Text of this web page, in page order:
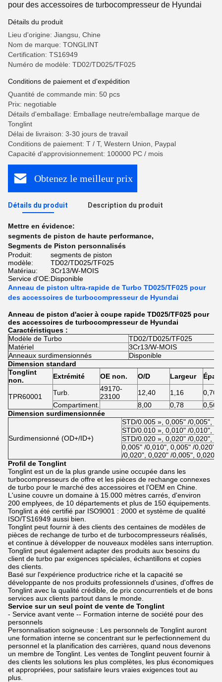
pour des accessoires de turbocompresseur de Hyundai
Détails du produit
Lieu d'origine: Jiangsu, Chine
Nom de marque: TONGLINT
Certification: TS16949
Numéro de modèle: TD02/TD025/TF025
Conditions de paiement et d'expédition
Quantité de commande min: 50 pcs
Prix: negotiable
Détails d'emballage: Emballage neutre/emballage marque de
Tonglint
Délai de livraison: 3-30 jours de travail
Conditions de paiement: T / T, Western Union, Paypal
Capacité d'approvisionnement: 100000 PC / mois
Obtenez le meilleur prix
Détails du produit Description du produit
Mettre en évidence:
segments de piston de haute performance,
Segments de Piston personnalisés
Produit:
segments de piston
modèle:
TD02/TD025/TF025
Matériau:
3Cr13/W-MOIS
Service d'OE:Disponible
Anneau de piston ultra-rapide de Turbo TD025/TF025 pour
des accessoires de turbocompresseur de Hyundai
Anneau de piston d'acier à coupe rapide TD025/TF025 pour
des accessoires de turbocompresseur de Hyundai
Caractéristiques :
Modèle de Turbo
TD02/TD025/TF025
Matériel
3Cr13/W-MOIS
Anneaux surdimensionnés
Disponible
Dimension standard
Tonglint
non.
Extrémité OE non. O/D Largeur
TPR60001 Turb.
49170-
23100
12,40 1,16
0,70
Compartiment.
8,00 0,78
0,50
Dimension surdimensionnée
Surdimensionné (OD+/ID+)
STD/0.005 », 0,005" /0,005",
STD/0.010 », 0,010" /0,010",
STD/0.020 », 0,020" /0,020",
0,005" /0,010", 0,005" /0,020",
/0,020", 0,020" /0,005", 0,020"
Profil de Tonglint
Tonglint est un de la plus grande usine occupée dans les
turbocompresseurs de offre et les pièces de rechange connexes
de turbo pour le marché des accessoires et l'OEM en Chine.
L'usine couvre un domaine à 15.000 mètres carrés, d'environ
200 emplyees, de 10 départements et plus de 150 équipements.
Tonglint a été certifié par ISO9001 : 2000 et système de qualité
ISO/TS16949 aussi bien.
Tonglint peut fournir à des clients des centaines de modèles de
pièces de rechange de turbo et de turbocompresseurs réalisés,
et continue à développer de nouveaux modèles sans interruption.
Tonglint peut également adapter des produits aux besoins du
client de turbo par exigences spéciales, échantillons et copies
des clients.
Basé sur l'expérience productrice riche et la capacité se
développante de nos produits professionnels d'usines, d'offres de
Tonglint avec la qualité crédible, de prix concurrentiels et de bons
services aux clients partout dans le monde.
Service sur un seul point de vente de Tonglint
- Service avant vente -- Formation interne de société pour des
personnels
Personnalisation soigneuse : Les personnels de Tonglint auront
une formation interne se concentrant sur le perfectionnement du
personnel et la planification des carrières, quand nous devenons
un membre de Tonglint. Les ventes de Tonglint peuvent fournir à
des clients les solutions les plus complètes, les plus économiques
et appropriées, pour satisfaire leurs vraies exigences tout au
plus.